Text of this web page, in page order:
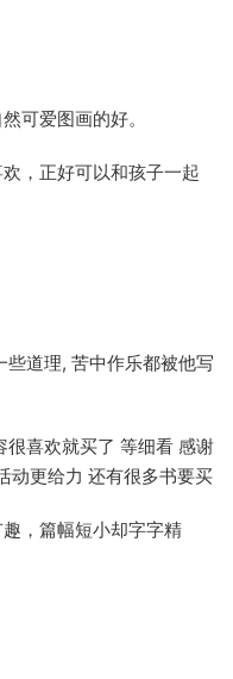
可爱图画的好。
，正好可以和孩子一起
道理, 苦中作乐都被他写
喜欢就买了 等细看 感谢
动更给力 还有很多书要买
，篇幅短小却字字精